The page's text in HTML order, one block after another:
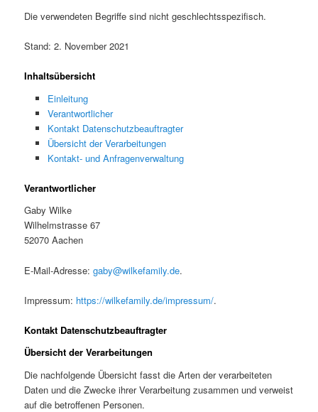
Die verwendeten Begriffe sind nicht geschlechtsspezifisch.
Stand: 2. November 2021
Inhaltsübersicht
Einleitung
Verantwortlicher
Kontakt Datenschutzbeauftragter
Übersicht der Verarbeitungen
Kontakt- und Anfragenverwaltung
Verantwortlicher
Gaby Wilke
Wilhelmstrasse 67
52070 Aachen
E-Mail-Adresse:gaby@wilkefamily.de.
Impressum: https://wilkefamily.de/impressum/.
Kontakt Datenschutzbeauftragter
Übersicht der Verarbeitungen
Die nachfolgende Übersicht fasst die Arten der verarbeiteten
Daten und die Zwecke ihrer Verarbeitung zusammen und verweist
auf die betroffenen Personen.